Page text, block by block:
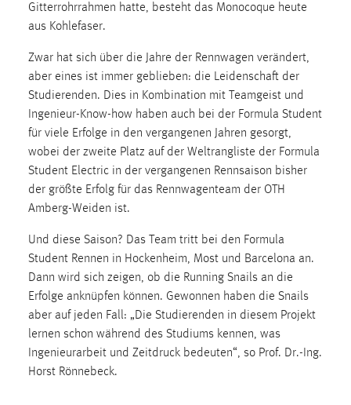
Gitterrohrrahmen hatte, besteht das Monocoque heute
aus Kohlefaser.
Zwar hat sich über die Jahre der Rennwagen verändert,
aber eines ist immer geblieben: die Leidenschaft der
Studierenden. Dies in Kombination mit Teamgeist und
Ingenieur-Know-how haben auch bei der Formula Student
für viele Erfolge in den vergangenen Jahren gesorgt,
wobei der zweite Platz auf der Weltrangliste der Formula
Student Electric in der vergangenen Rennsaison bisher
der größte Erfolg für das Rennwagenteam der OTH
Amberg-Weiden ist.
Und diese Saison? Das Team tritt bei den Formula
Student Rennen in Hockenheim, Most und Barcelona an.
Dann wird sich zeigen, ob die Running Snails an die
Erfolge anknüpfen können. Gewonnen haben die Snails
aber auf jeden Fall: „Die Studierenden in diesem Projekt
lernen schon während des Studiums kennen, was
Ingenieurarbeit und Zeitdruck bedeuten“, so Prof. Dr.-Ing.
Horst Rönnebeck.
Chat
Name:
MibewSessionID, MIBEW_UserID, mibew_locale, mibew-
chat-frame-style-5e9dbeb1811c0446
Zweck:
Wird benötigt um die Chatfunktion nutzen zu können.
Cookie Laufzeit:
MibewSessionID, mibew-chat-frame-style-
5e9dbeb1811c0446 = Sitzungslaufzeit, mibew_locale = 3
Jahre, MIBEW_UserID = 1 Jahr
Login
Name:
fe_user, be_user, be_lastLoginProvider
Zweck:
Dieser Cookie ist notwendig um sich an der Website
einloggen zu können.